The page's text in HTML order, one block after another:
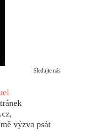
Sledujte nás
výzva psát